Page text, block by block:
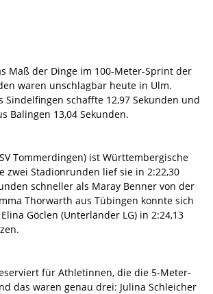
Maß der Dinge im 100-Meter-Sprint der
waren unschlagbar heute in Ulm.
Sindelfingen schaffte 12,97 Sekunden und
Balingen 13,04 Sekunden.
Tommerdingen) ist Württembergische
zwei Stadionrunden lief sie in 2:22,30
schneller als Maray Benner von der
Thorwarth aus Tübingen konnte sich
Göclen (Unterländer LG) in 2:24,13
für Athletinnen, die die 5-Meter-
das waren genau drei: Julina Schleicher